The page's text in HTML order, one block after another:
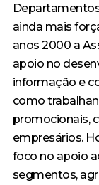
ainda mais
anos 2000 a
apoio no
informação e
como
promocionais,
empresários.
foco no apoio
segmentos,